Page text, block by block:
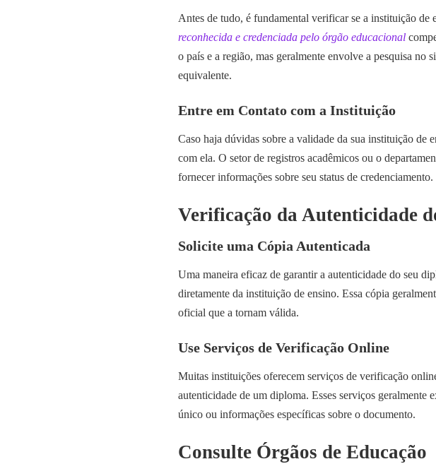
Antes de tudo, é fundamental verificar se a instituição de
reconhecida e credenciada pelo órgão educacional
o país e a região, mas geralmente envolve a pesquisa no
equivalente.
Entre em Contato com a Instituição
Caso haja dúvidas sobre a validade da sua instituição de
com ela. O setor de registros acadêmicos ou o
fornecer informações sobre seu status de credenciamento.
Verificação da Autenticidade
Solicite uma Cópia Autenticada
Uma maneira eficaz de garantir a autenticidade do seu
diretamente da instituição de ensino. Essa cópia
oficial que a tornam válida.
Use Serviços de Verificação Online
Muitas instituições oferecem serviços de verificação
autenticidade de um diploma. Esses serviços geralmente
único ou informações específicas sobre o documento.
Consulte Órgãos de Educação